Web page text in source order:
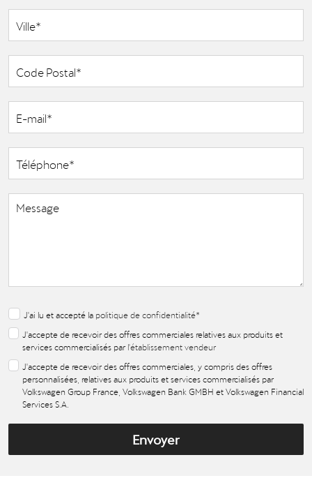
J'ai lu et accepté la politique de confidentialité*
J'accepte de recevoir des offres commerciales relatives aux produits et
services commercialisés par l'établissement vendeur
J'accepte de recevoir des offres commerciales, y compris des offres
personnalisées, relatives aux produits et services commercialisés par
Volkswagen Group France, Volkswagen Bank GMBH et Volkswagen Financial
Services S.A.
Envoyer